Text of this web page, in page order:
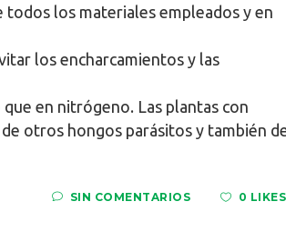
los materiales empleados y en
los encharcamientos y las
en nitrógeno. Las plantas con
otros hongos parásitos y también
SIN COMENTARIOS 0 LIKES